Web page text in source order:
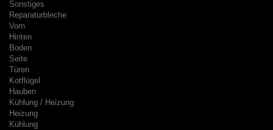
Sonstiges
Reparaturbleche
Vorn
Hinten
Boden
Seite
Türen
Kotflügel
Hauben
Kühlung / Heizung
Heizung
Kühlung